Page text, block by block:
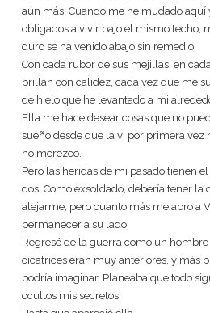
aún más. Cuando me he mudado aquí
obligados a vivir bajo el mismo techo,
duro se ha venido abajo sin remedio.
Con cada rubor de sus mejillas, en
brillan con calidez, cada vez que me
de hielo que he levantado a mi
Ella me hace desear cosas que no
sueño desde que la vi por primera vez
no merezco.
Pero las heridas de mi pasado tienen
dos. Como exsoldado, debería tener la
alejarme, pero cuanto más me abro a
permanecer a su lado.
Regresé de la guerra como un
cicatrices eran muy anteriores, y más
podría imaginar. Planeaba que todo
ocultos mis secretos.